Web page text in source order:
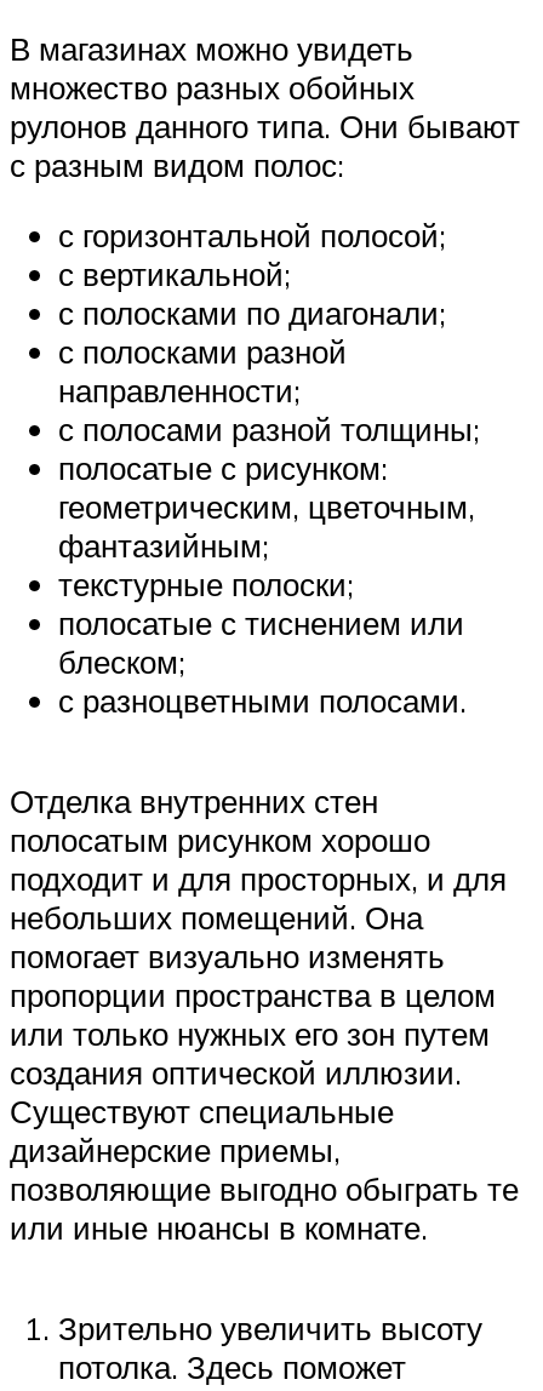
В магазинах можно увидеть
множество разных обойных
рулонов данного типа. Они бывают
с разным видом полос:
с горизонтальной полосой;
с вертикальной;
с полосками по диагонали;
с полосками разной
направленности;
с полосами разной толщины;
полосатые с рисунком:
геометрическим, цветочным,
фантазийным;
текстурные полоски;
полосатые с тиснением или
блеском;
с разноцветными полосами.
Отделка внутренних стен
полосатым рисунком хорошо
подходит и для просторных, и для
небольших помещений. Она
помогает визуально изменять
пропорции пространства в целом
или только нужных его зон путем
создания оптической иллюзии.
Существуют специальные
дизайнерские приемы,
позволяющие выгодно обыграть те
или иные нюансы в комнате.
Зрительно увеличить высоту
потолка. Здесь поможет